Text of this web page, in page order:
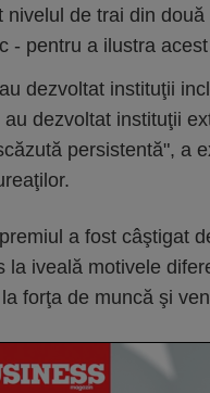
nivelul de trai din
- pentru a ilustra
dezvoltat instituţii
au dezvoltat instituţii
persistentă", a
a fost câştigat
la iveală motivele
forţa de muncă şi